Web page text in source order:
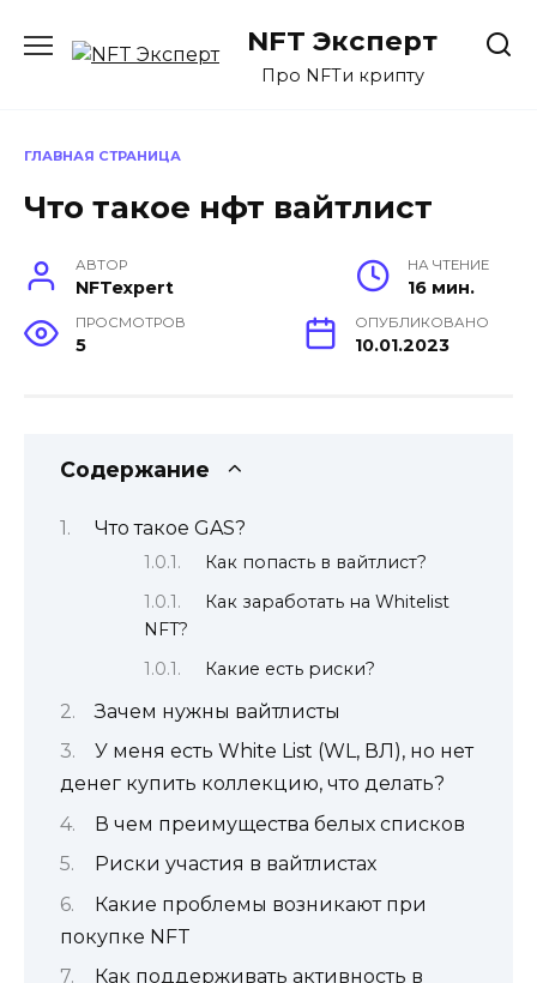
содержанию
NFT Эксперт
Про NFTи крипту
ГЛАВНАЯ СТРАНИЦА
Что такое нфт вайтлист
АВТОР
NFTexpert
НА ЧТЕНИЕ
16 мин.
ПРОСМОТРОВ
5
ОПУБЛИКОВАНО
10.01.2023
Содержание
Что такое GAS?
Как попасть в вайтлист?
Как заработать на Whitelist
NFT?
Какие есть риски?
Зачем нужны вайтлисты
У меня есть White List (WL, ВЛ), но нет
денег купить коллекцию, что делать?
В чем преимущества белых списков
Риски участия в вайтлистах
Какие проблемы возникают при
покупке NFT
Как поддерживать активность в